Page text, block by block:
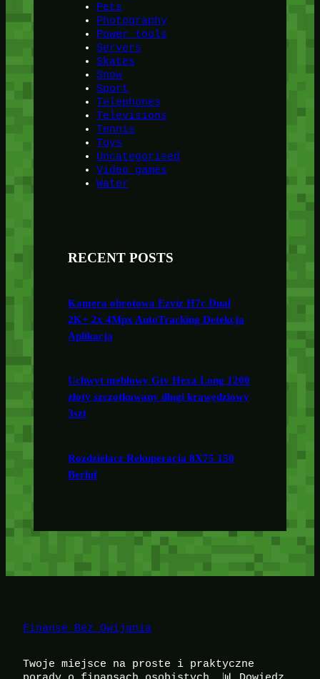
Pets
Photography
Power tools
Servers
Skates
Snow
Sport
Telephones
Televisions
Tennis
Toys
Uncategorised
Video games
Water
RECENT POSTS
Kamera obrotowa Ezviz H7c Dual
2K+ 2x 4Mpx AutoTracking Detekcja
Aplikacja
Uchwyt meblowy Gtv Hexa Long 1200
złoty szczotkowany długi krawędziowy
3szt
Rozdzielacz Rekuperacja 8X75 150
Berluf
Finanse Bez Owijania
Twoje miejsce na proste i praktyczne